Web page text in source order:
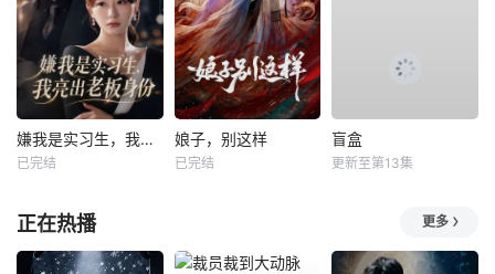
嫌我是实习生，我亮出老板身份
已完结
娘子，别这样
已完结
盲盒
更新至第13集
正在热播 更多